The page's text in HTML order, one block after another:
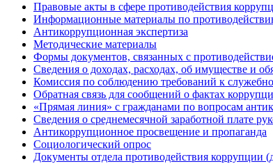
Правовые акты в сфере противодействия
Информационные материалы по
Антикоррупционная экспертиза
Методические материалы
Формы документов, связанных с
Сведения о доходах, расходах, об имуществе и
Комиссия по соблюдению требований к
Обратная связь для сообщений о фактах
«Прямая линия» с гражданами по вопросам
Сведения о среднемесячной заработной плате
Антикоррупционное просвещение и пропаганда
Социологический опрос
Документы отдела противодействия коррупции